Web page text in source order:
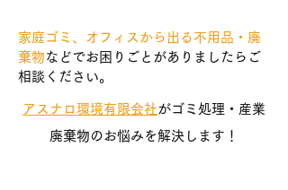
家庭ゴミ、オフィスから出る不用品・廃
棄物 などでお困りごとがありましたらご
相談ください。
アスナロ環境有限会社がゴミ処理・産業
廃棄物のお悩みを解決します！